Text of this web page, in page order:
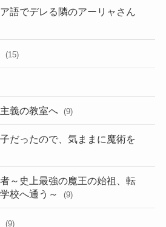
語でデレる隣のアーリャさん
(15)
義の教室へ (9)
だったので、気ままに魔術を
～史上最強の魔王の始祖、転
校へ通う～
(9)
(9)